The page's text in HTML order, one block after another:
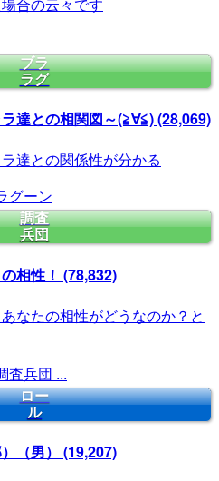
ブラ
ラグ
達との相関図～(≧∀≦)(28,069)
達との関係性が分かる
グーン
調査
兵団
相性！ (78,832)
なたの相性がどうなのか？と
査兵団 ...
ロー
ル
（男） (19,207)